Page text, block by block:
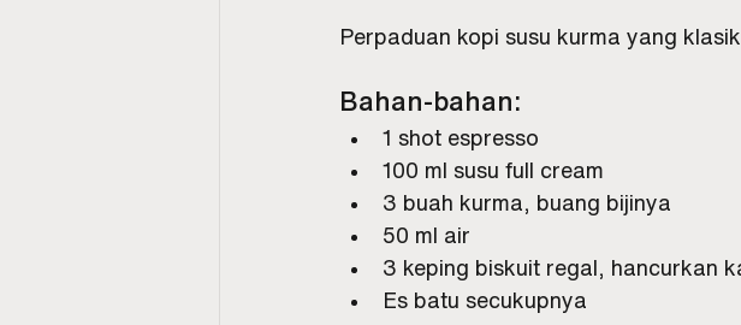
Perpaduan kopi susu kurma yang
Bahan-bahan:
1 shot espresso
100 ml susu full cream
3 buah kurma, buang bijinya
50 ml air
3 keping biskuit regal, hancurkan
Es batu secukupnya